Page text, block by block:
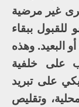
غير مرضية
للقبول ببقاء
البعيد. وهذه
على خلفية
على تبريد
وتقليص